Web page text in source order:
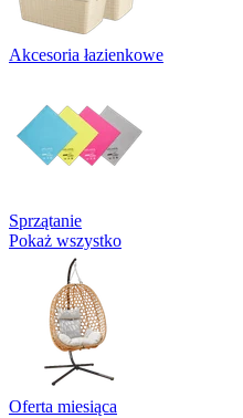
Akcesoria łazienkowe
Sprzątanie
Pokaż wszystko
Oferta miesiąca